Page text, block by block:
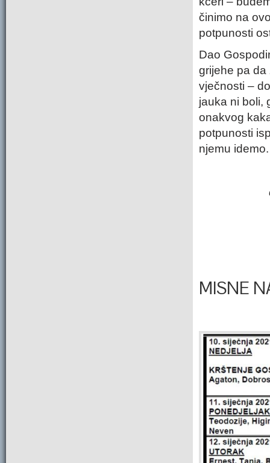
činimo na
potpunosti
Dao
grijehe pa
vječnosti –
jauka ni boli,
onakvog
potpunosti
njemu
MISNE